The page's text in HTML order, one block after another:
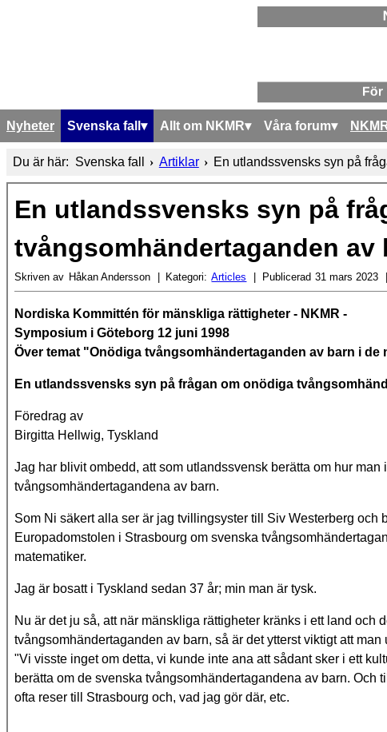
Nyheter Svenska fall Allt om NKMR Våra forum
Du är här: Svenska fall Artiklar En utlandssvensks syn på
En utlandssvensks syn på
tvångsomhändertaganden av
Skriven av Håkan Andersson Kategori: Articles Publicerad 31 mars 2023
Nordiska Kommittén för mänskliga rättigheter - NKMR -
Symposium i Göteborg 12 juni 1998
Över temat "Onödiga tvångsomhändertaganden av barn i de
En utlandssvensks syn på frågan om onödiga
Föredrag av
Birgitta Hellwig, Tyskland
Jag har blivit ombedd, att som utlandssvensk berätta om hur
tvångsomhändertagandena av barn.
Som Ni säkert alla ser är jag tvillingsyster till Siv Westerberg
Europadomstolen i Strasbourg om svenska
matematiker.
Jag är bosatt i Tyskland sedan 37 år; min man är tysk.
Nu är det ju så, att när mänskliga rättigheter kränks i ett land
tvångsomhändertaganden av barn, så är det ytterst viktigt att
"Vi visste inget om detta, vi kunde inte ana att sådant sker i ett
berätta om de svenska tvångsomhändertagandena av barn.
ofta reser till Strasbourg och, vad jag gör där, etc.